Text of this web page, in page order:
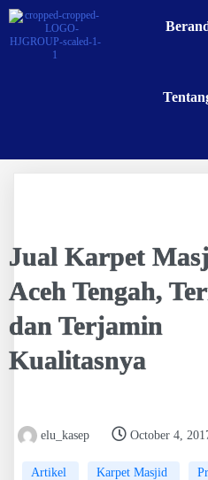
Jual Karpet
Aceh Tengah,
dan Terjamin
Kualitasnya
elu_kasep October 4,
Artikel Karpet Masjid